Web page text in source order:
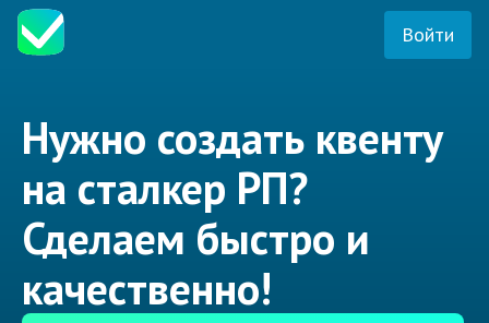
Войти
Нужно создать квенту
на сталкер РП?
Сделаем быстро и
качественно!